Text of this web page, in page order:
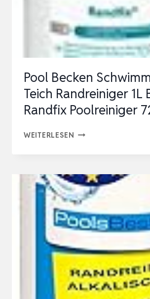
VON
AN
POOLWÄNDEN
-
…
Pool Becken
Teich Randreiniger 1L
Randfix Poolreiniger
WEITERLESEN POOL
TEICH
RANDREINIGER
1L
BAYROL
POOLREINIGER
727